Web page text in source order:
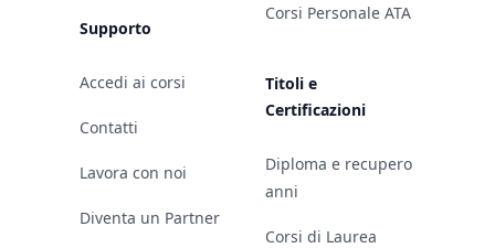
Supporto
Accedi ai corsi
Contatti
Lavora con noi
Diventa un Partner
Corsi Personale ATA
Titoli e
Certificazioni
Diploma e recupero
anni
Corsi di Laurea